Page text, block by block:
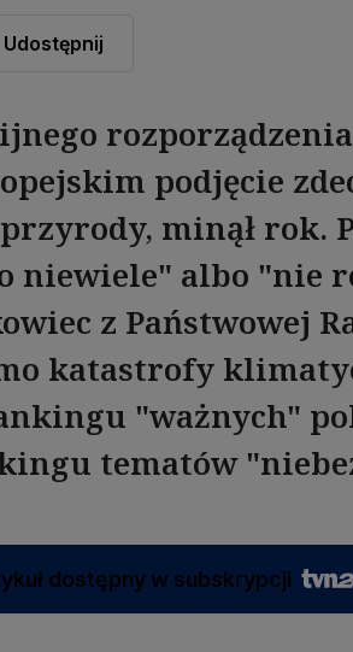
Udostępnij
podjęcie
minął rok.
niewiele" albo "nie
z Państwowej
katastrofy
"ważnych"
tematów
dostępny w subskrypcji